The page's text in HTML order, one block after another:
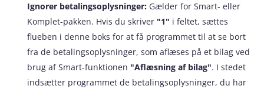
Ignorer betalingsoplysninger: Gælder for Smart- eller
Komplet-pakken. Hvis du skriver "1" i feltet, sættes
flueben i denne boks for at få programmet til at se bort
fra de betalingsoplysninger, som aflæses på et bilag ved
brug af Smart-funktionen "Aflæsning af bilag". I stedet
indsætter programmet de betalingsoplysninger, du har